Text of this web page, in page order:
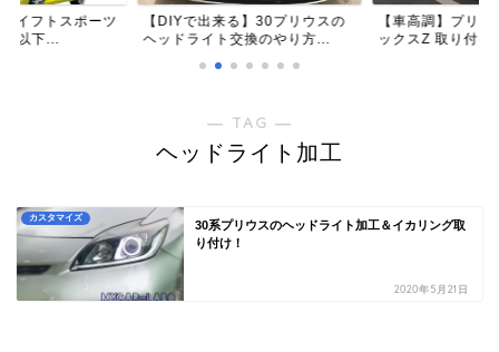
イフトスポーツ
以下...
【DIYで出来る】30プリウスの
ヘッドライト交換のやり方...
【車高調】プリ
ックスZ 取り付け
― TAG ―
ヘッドライト加工
カスタマイズ
30系プリウスのヘッドライト加工＆イカリング取
り付け！
2020年5月21日